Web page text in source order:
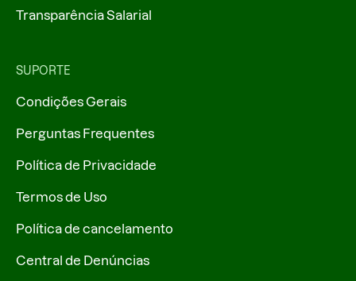
Transparência Salarial
SUPORTE
Condições Gerais
Perguntas Frequentes
Política de Privacidade
Termos de Uso
Política de cancelamento
Central de Denúncias